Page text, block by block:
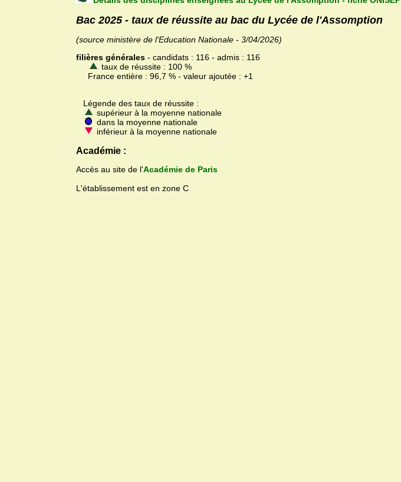
Bac 2025 - taux de réussite au bac du Lycée de l'Assomption
(source ministère de l'Education Nationale - 3/04/2026)
filières générales - candidats : 116 - admis : 116
taux de réussite : 100 %
France entière : 96,7 % - valeur ajoutée : +1
Légende des taux de réussite :
supérieur à la moyenne nationale
dans la moyenne nationale
inférieur à la moyenne nationale
Académie :
Accès au site de l'Académie de Paris
L'établissement est en zone C